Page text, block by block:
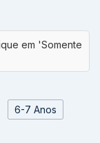
6-7 Anos